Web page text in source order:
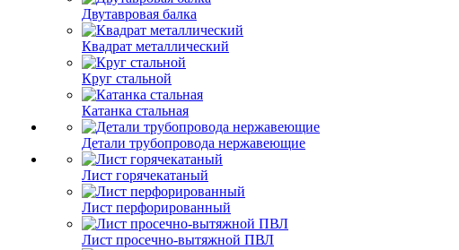
Двутавровая балка
Квадрат металлический
Круг стальной
Катанка стальная
Детали трубопровода нержавеющие
Лист горячекатаный
Лист перфорированный
Лист просечно-вытяжной ПВЛ